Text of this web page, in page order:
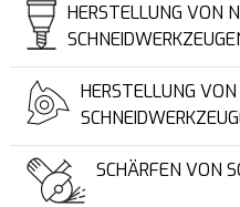
HERSTELLUNG VON
CHNEIDWERKZEUGEN
HERSTELLUNG
SCHÄRFEN VON